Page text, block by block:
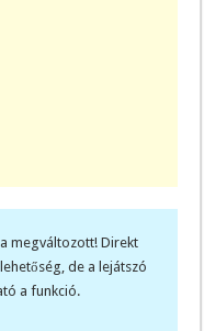
megváltozott! Direkt
de a lejátszó
a funkció.